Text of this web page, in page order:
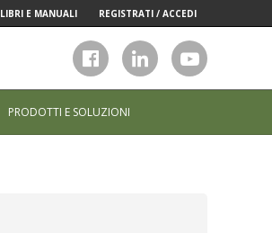
LIBRI E MANUALI REGISTRATI / ACCEDI
PRODOTTI E SOLUZIONI